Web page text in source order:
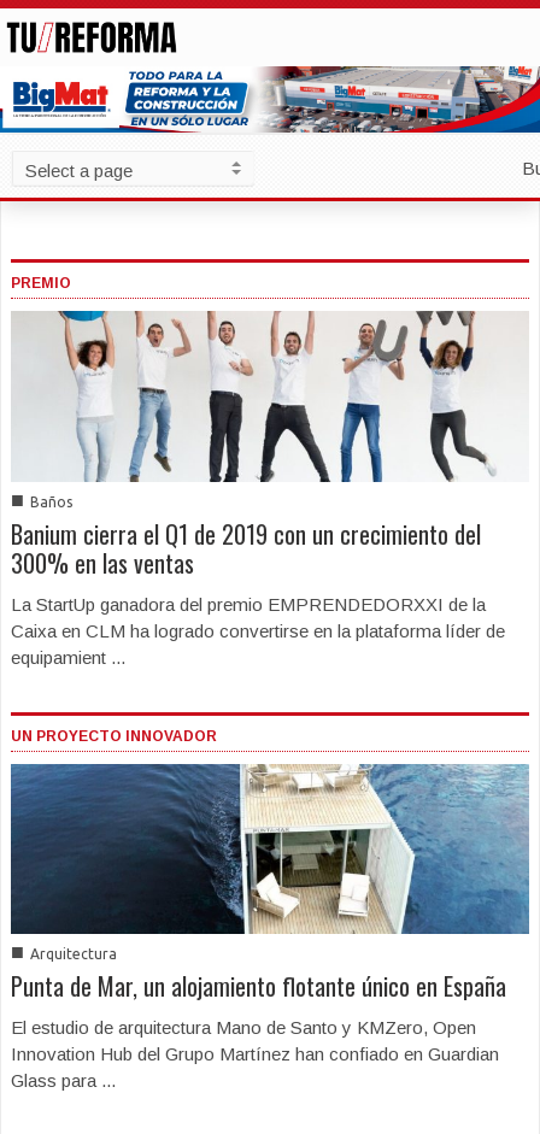
PREMIO
■ Baños
Banium cierra el Q1 de 2019 con un crecimiento del
300% en las ventas
La StartUp ganadora del premio EMPRENDEDORXXI de la
Caixa en CLM ha logrado convertirse en la plataforma líder de
equipamient ...
UN PROYECTO INNOVADOR
■ Arquitectura
Punta de Mar, un alojamiento flotante único en España
El estudio de arquitectura Mano de Santo y KMZero, Open
Innovation Hub del Grupo Martínez han confiado en Guardian
Glass para ...